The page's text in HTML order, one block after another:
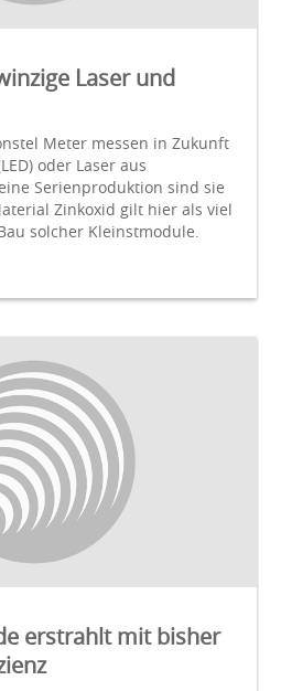
Laser und
Meter messen in Zukunft
oder Laser aus
Serienproduktion sind sie
Zinkoxid gilt hier als viel
solcher Kleinstmodule.
erstrahlt mit bisher